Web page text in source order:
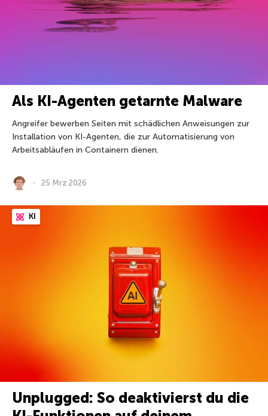
Als KI-Agenten getarnte Malware
Angreifer bewerben Seiten mit schädlichen Anweisungen zur
Installation von KI-Agenten, die zur Automatisierung von
Arbeitsabläufen in Containern dienen.
25 Mrz 2026
KI
Unplugged: So deaktivierst du die